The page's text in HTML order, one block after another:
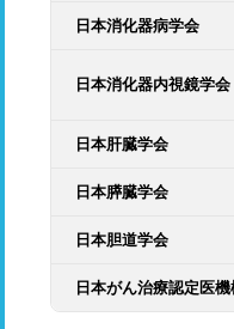
日本消化器病学会
日本消化器内視鏡学会
日本肝臓学会
日本膵臓学会
日本胆道学会
日本がん治療認定医機